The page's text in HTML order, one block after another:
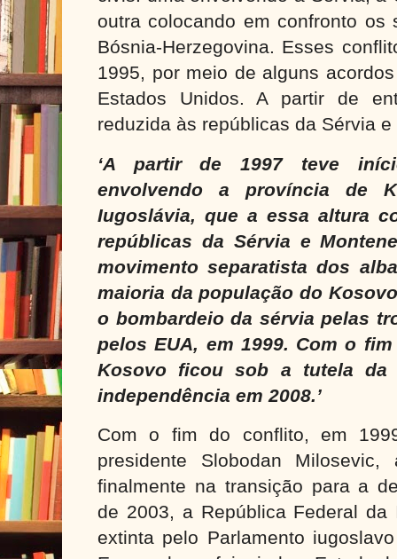
outra colocando em confronto
Bósnia-Herzegovina. Esses
1995, por meio de alguns
Estados Unidos. A partir de
reduzida às repúblicas da Sérvia
‘A partir de 1997 teve
envolvendo a província de
Iugoslávia, que a essa altura
repúblicas da Sérvia e
movimento separatista dos
maioria da população do
o bombardeio da sérvia pelas
pelos EUA, em 1999. Com o
Kosovo ficou sob a tutela da
independência em 2008.’
Com o fim do conflito, em
presidente Slobodan
finalmente na transição para a
de 2003, a República Federal da
extinta pelo Parlamento